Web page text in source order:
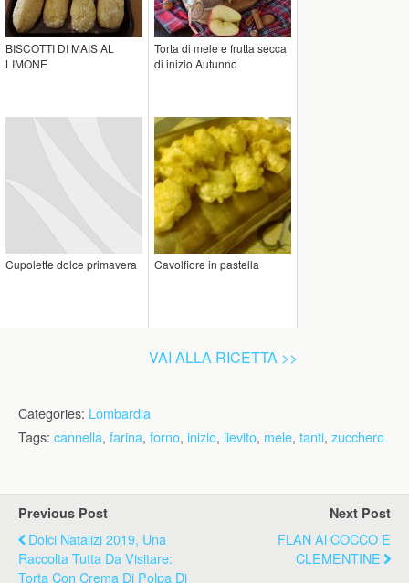
BISCOTTI DI MAIS AL
LIMONE
Torta di mele e frutta secca
di inizio Autunno
Cupolette dolce primavera Cavolfiore in pastella
VAI ALLA RICETTA >>
Categories: Lombardia
Tags: cannella, farina, forno, inizio, lievito, mele, tanti, zucchero
Previous Post
Dolci Natalizi 2019, Una
Raccolta Tutta Da Visitare:
Torta Con Crema Di Polpa Di
Next Post
FLAN Al COCCO E
CLEMENTINE